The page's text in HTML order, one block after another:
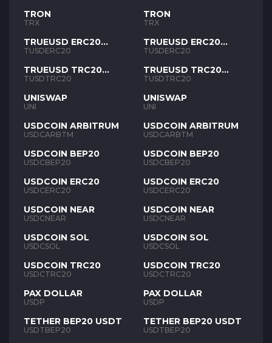
TRON
TRX
TRUEUSD ERC20
TUSD
TUSDERC20
TRUEUSD TRC20
TUSD
TUSDTRC20
UNISWAP
UNI
USDCOIN ARBITRUM
USDCARBTM
USDCOIN BEP20
USDCBEP20
USDCOIN ERC20
USDCERC20
USDCOIN NEAR
USDCNEAR
USDCOIN SOL
USDCSOL
USDCOIN TRC20
USDCTRC20
PAX DOLLAR
USDP
TETHER BEP20 USDT
USDTBEP20
TRON
TRX
TRUEUSD ERC20
TUSD
TUSDERC20
TRUEUSD TRC20
TUSD
TUSDTRC20
UNISWAP
UNI
USDCOIN ARBITRUM
USDCARBTM
USDCOIN BEP20
USDCBEP20
USDCOIN ERC20
USDCERC20
USDCOIN NEAR
USDCNEAR
USDCOIN SOL
USDCSOL
USDCOIN TRC20
USDCTRC20
PAX DOLLAR
USDP
TETHER BEP20 USDT
USDTBEP20